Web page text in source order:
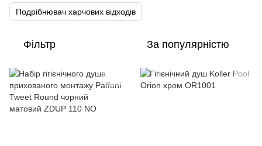
Подрібнювач харчових відходів
Фільтр За популярністю